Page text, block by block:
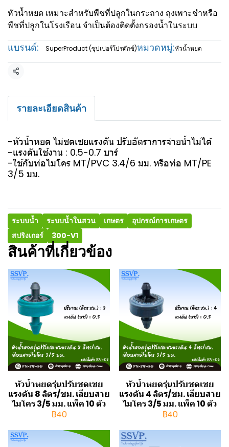
หัวน้ำหยด เหมาะสำหรับพืชที่ปลูกในกระถาง ถุงเพาะชำหรือ
พืชที่ปลูกในโรงเรือน จำเป็นต้องติดตั้งกรองน้ำในระบบ
แบรนด์: SuperProduct (ซุปเปอร์โปรดักซ์)หมวดหมู่:หัวน้ำหยด
แชร์
รายละเอียดสินค้า
-หัวน้ำหยด ไม่ชดเชยแรงดัน ปรับอัตราการจ่ายน้ำไม่ได้
-แรงดันใช้งาน : 0.5-0.7 บาร์
-ใช้กับท่อไมโคร MT/PVC 3.4/6 มม. หรือท่อ MT/PE
3/5 มม.
ระบบน้ำ ระบบน้ำในสวน เกษตร
อุปกรณ์การเกษตร
สปริงเกอร์
300-V1
สินค้าที่เกี่ยวข้อง
หัวน้ำหยดรุ่นปรับชดเชย
แรงดัน 8 ลิตร/ชม. เสียบสาย
ไมโคร 3/5 มม. แพ็ค 10 ตัว
฿40
หัวน้ำหยดรุ่นปรับชดเชย
แรงดัน 4 ลิตร/ชม. เสียบสาย
ไมโคร 3/5 มม. แพ็ค 10 ตัว
฿40